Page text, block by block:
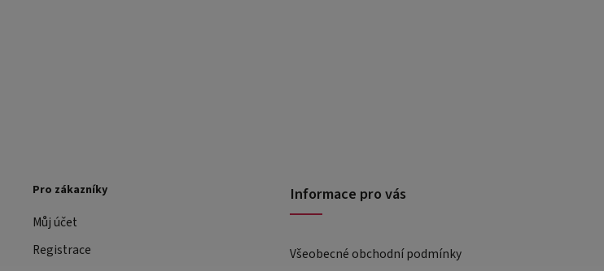
Pro zákazníky
Můj účet
Registrace
Informace pro vás
Všeobecné obchodní podmínky